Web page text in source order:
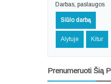
Darbas, paslaugos
Siūlo darbą
Alytuje Kitur
Prenumeruoti Šią